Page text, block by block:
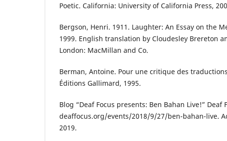
Poetic. California: University of California Press,
Bergson, Henri. 1911. Laughter: An Essay on the
1999. English translation by Cloudesley Brereton
London: MacMillan and Co.
Berman, Antoine. Pour une critique des
Éditions Gallimard, 1995.
Blog “Deaf Focus presents: Ben Bahan Live!”
deaffocus.org/events/2018/9/27/ben-bahan-live.
2019.